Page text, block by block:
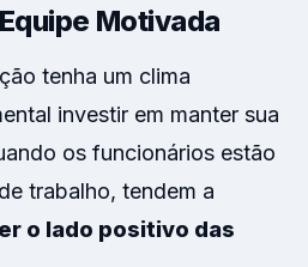
Motivada
tenha um clima
investir em manter sua
os funcionários estão
trabalho, tendem a
o lado positivo das